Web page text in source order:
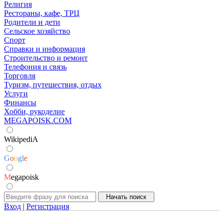
Религия
Рестораны, кафе, ТРЦ
Родители и дети
Сельское хозяйство
Спорт
Справки и информация
Строительство и ремонт
Телефония и связь
Торговля
Туризм, путешествия, отдых
Услуги
Финансы
Хобби, рукоделие
MEGAPOISK.COM
WikipediA
Google
Megapoisk
Вход | Регистрация